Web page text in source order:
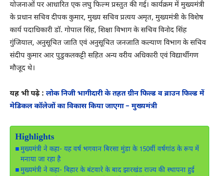
योजनाओं पर आधारित एक लघु फिल्म प्रस्तुत की गई। कार्यक्रम में मुख्यमंत्री
के प्रधान सचिव दीपक कुमार, मुख्य सचिव प्रत्यय अमृत, मुख्यमंत्री के विशेष
कार्य पदाधिकारी डॉ. गोपाल सिंह, शिक्षा विभाग के सचिव विनोद सिंह
गुंजियाल, अनुसूचित जाति एवं अनुसूचित जनजाति कल्याण विभाग के सचिव
संदीप कुमार आर पुडुकलकट्टी सहित अन्य वरीय अधिकारी एवं विद्यार्थीगण
मौजूद थे।
यह भी पढ़े : लोक निजी भागीदारी के तहत ग्रीन फिल्ड व ब्राउन फिल्ड में
मेडिकल कॉलेजों का विकास किया जाएगा – मुख्यमंत्री
Highlights
मुख्यमंत्री ने कहा- यह वर्ष भगवान बिरसा मुंडा के 150वीं वर्षगांठ के रूप में
मनाया जा रहा है
मुख्यमंत्री ने कहा- बिहार के बंटवारे के बाद झारखंड राज्य की स्थापना हुई